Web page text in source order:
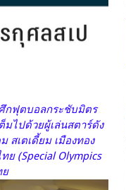
กฟุตบอลกระชับมิตร
มไปด้วยผู้เล่นสตาร์ดัง
สเตเดี้ยม เมืองทอง
ย (Special Olympics
ย